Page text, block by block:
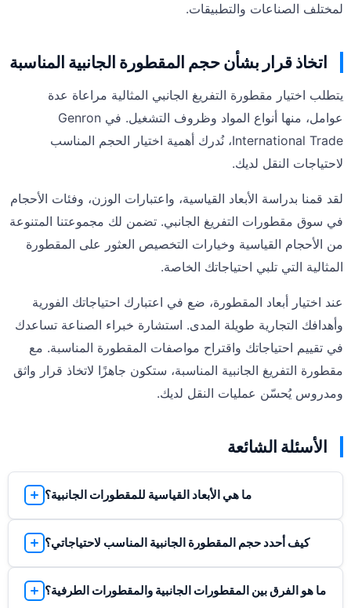
لمختلف الصناعات والتطبيقات.
اتخاذ قرار بشأن حجم المقطورة الجانبية المناسبة
يتطلب اختيار مقطورة التفريغ الجانبي المثالية مراعاة عدة
عوامل، منها أنواع المواد وظروف التشغيل. في Genron
International Trade، نُدرك أهمية اختيار الحجم المناسب
لاحتياجات النقل لديك.
لقد قمنا بدراسة الأبعاد القياسية، واعتبارات الوزن، وفئات الأحجام
في سوق مقطورات التفريغ الجانبي. تضمن لك مجموعتنا المتنوعة
من الأحجام القياسية وخيارات التخصيص العثور على المقطورة
المثالية التي تلبي احتياجاتك الخاصة.
عند اختيار أبعاد المقطورة، ضع في اعتبارك احتياجاتك الفورية
وأهدافك التجارية طويلة المدى. استشارة خبراء الصناعة تساعدك
في تقييم احتياجاتك واقتراح مواصفات المقطورة المناسبة. مع
مقطورة التفريغ الجانبية المناسبة، ستكون جاهزًا لاتخاذ قرار واثق
ومدروس يُحسّن عمليات النقل لديك.
الأسئلة الشائعة
ما هي الأبعاد القياسية للمقطورات الجانبية؟
قدمًا. وتتراوح ارتفاعات الجدران الجانبية بين ٢٤ و٤٨ بوصة،
وتتراوح أحجام الأحواض بين ٥ و٢٠ ياردة مكعبة.
كيف أحدد حجم المقطورة الجانبية المناسب لاحتياجاتي؟
المادة المراد نقلها، وحجمها، وقدرات مركبة السحب. كما نأخذ
ما هو الفرق بين المقطورات الجانبية والمقطورات الطرفية؟